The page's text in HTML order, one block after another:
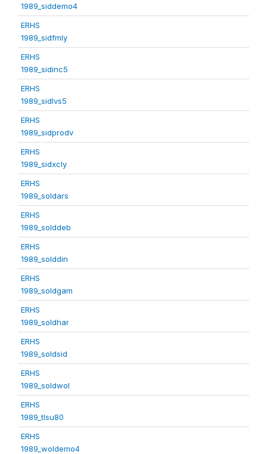
1989_siddemo4
ERHS
1989_sidfmly
ERHS
1989_sidinc5
ERHS
1989_sidlvs5
ERHS
1989_sidprodv
ERHS
1989_sidxcly
ERHS
1989_soldars
ERHS
1989_solddeb
ERHS
1989_solddin
ERHS
1989_soldgam
ERHS
1989_soldhar
ERHS
1989_soldsid
ERHS
1989_soldwol
ERHS
1989_tlsu80
ERHS
1989_woldemo4